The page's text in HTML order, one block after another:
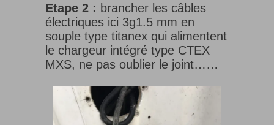
Etape 2 : brancher les câbles
électriques ici 3g1.5 mm en
souple type titanex qui alimentent
le chargeur intégré type CTEX
MXS, ne pas oublier le joint……